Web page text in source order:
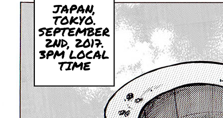
JAPAN,
TOKYO.
SEPTEMBER
2ND, 2017.
3PM LOCAL
TIME